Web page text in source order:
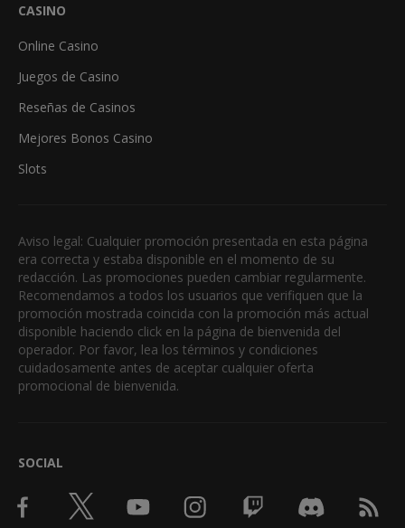
CASINO
Online Casino
Juegos de Casino
Reseñas de Casinos
Mejores Bonos Casino
Slots
Aviso legal: Cualquier promoción presentada en esta página
era correcta y estaba disponible en el momento de su
redacción. Las promociones pueden cambiar regularmente.
Recomendamos a todos los usuarios que verifiquen que la
promoción mostrada coincida con la promoción más actual
disponible haciendo click en la página de bienvenida del
operador. Por favor, lea los términos y condiciones
cuidadosamente antes de aceptar cualquier oferta
promocional de bienvenida.
SOCIAL